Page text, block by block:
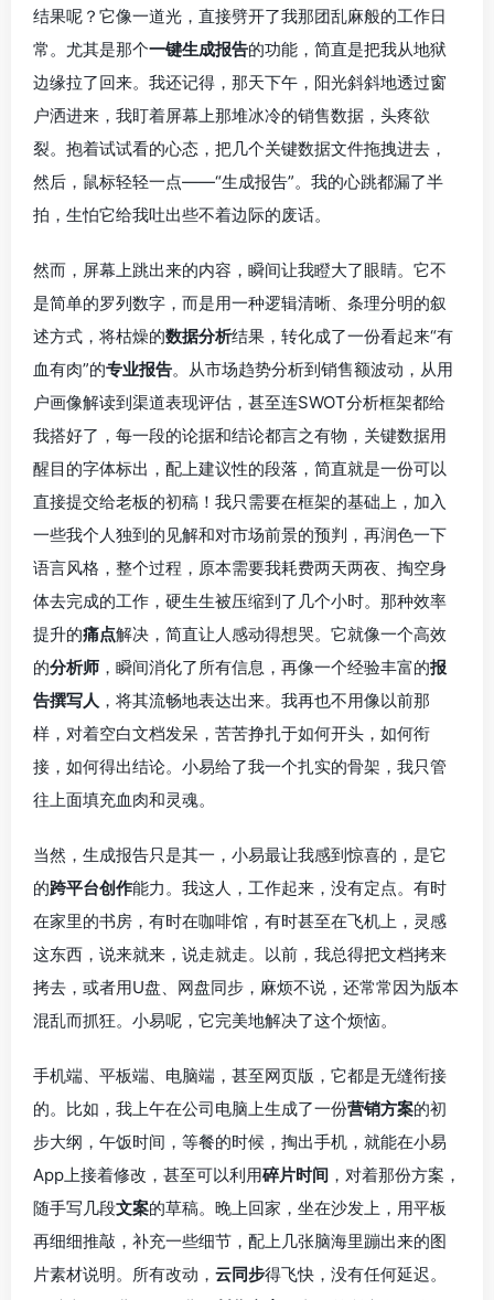
结果呢？它像一道光，直接劈开了我那团乱麻般的工作日
常。尤其是那个一键生成报告的功能，简直是把我从地狱
边缘拉了回来。我还记得，那天下午，阳光斜斜地透过窗
户洒进来，我盯着屏幕上那堆冰冷的销售数据，头疼欲
裂。抱着试试看的心态，把几个关键数据文件拖拽进去，
然后，鼠标轻轻一点——“生成报告”。我的心跳都漏了半
拍，生怕它给我吐出些不着边际的废话。
然而，屏幕上跳出来的内容，瞬间让我瞪大了眼睛。它不
是简单的罗列数字，而是用一种逻辑清晰、条理分明的叙
述方式，将枯燥的数据分析结果，转化成了一份看起来“有
血有肉”的专业报告。从市场趋势分析到销售额波动，从用
户画像解读到渠道表现评估，甚至连SWOT分析框架都给
我搭好了，每一段的论据和结论都言之有物，关键数据用
醒目的字体标出，配上建议性的段落，简直就是一份可以
直接提交给老板的初稿！我只需要在框架的基础上，加入
一些我个人独到的见解和对市场前景的预判，再润色一下
语言风格，整个过程，原本需要我耗费两天两夜、掏空身
体去完成的工作，硬生生被压缩到了几个小时。那种效率
提升的痛点解决，简直让人感动得想哭。它就像一个高效
的分析师 ，瞬间消化了所有信息，再像一个经验丰富的报
告撰写人 ，将其流畅地表达出来。我再也不用像以前那
样，对着空白文档发呆，苦苦挣扎于如何开头，如何衔
接，如何得出结论。小易给了我一个扎实的骨架，我只管
往上面填充血肉和灵魂。
当然，生成报告只是其一，小易最让我感到惊喜的，是它
的跨平台创作能力。我这人，工作起来，没有定点。有时
在家里的书房，有时在咖啡馆，有时甚至在飞机上，灵感
这东西，说来就来，说走就走。以前，我总得把文档拷来
拷去，或者用U盘、网盘同步，麻烦不说，还常常因为版本
混乱而抓狂。小易呢，它完美地解决了这个烦恼。
手机端、平板端、电脑端，甚至网页版，它都是无缝衔接
的。比如，我上午在公司电脑上生成了一份营销方案的初
步大纲，午饭时间，等餐的时候，掏出手机，就能在小易
App上接着修改，甚至可以利用碎片时间 ，对着那份方案，
随手写几段文案的草稿。晚上回家，坐在沙发上，用平板
再细细推敲，补充一些细节，配上几张脑海里蹦出来的图
片素材说明。所有改动， 云同步得飞快，没有任何延迟。